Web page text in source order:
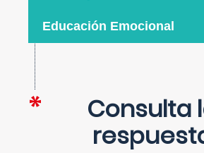
Educación Emocional
Consulta